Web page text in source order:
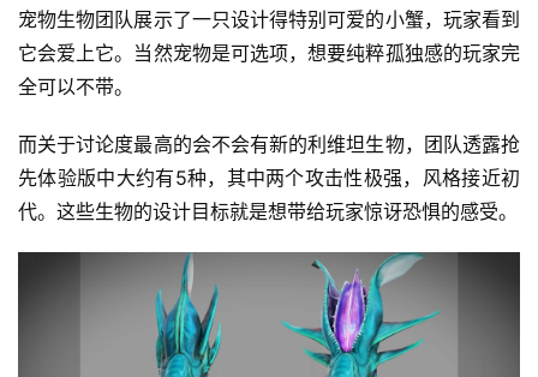
7
月
3
0
日
宠物生物团队展示了一只设计得特别可爱的小蟹，玩家看到
它会爱上它。当然宠物是可选项，想要纯粹孤独感的玩家完
全可以不带。
而关于讨论度最高的会不会有新的利维坦生物，团队透露抢
先体验版中大约有5种，其中两个攻击性极强，风格接近初
代。这些生物的设计目标就是想带给玩家惊讶恐惧的感受。